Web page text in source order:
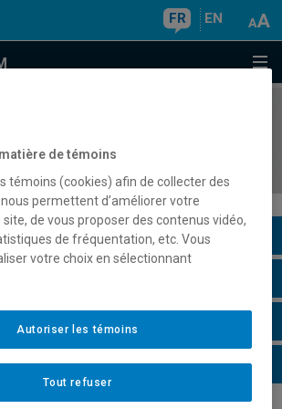
FR EN
2026
de témoins
témoins (cookies) afin de collecter des
permettent d’améliorer votre
de vous proposer des contenus vidéo,
de fréquentation, etc. Vous
votre choix en sélectionnant
Tout refuser
Autoriser les témoins